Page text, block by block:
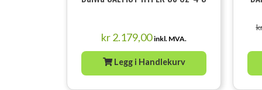
kr2.179,00 inkl. MVA.
Legg i Handlekurv